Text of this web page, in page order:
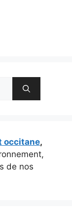
occitane,
de nos